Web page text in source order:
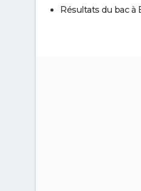
Résultats du bac à